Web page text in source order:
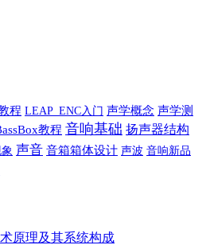
程 LEAP_ENC入门 声学概念 声学测
教程 音响基础 扬声器结构
声音 音箱箱体设计 声波 音响新品
原理及其系统构成